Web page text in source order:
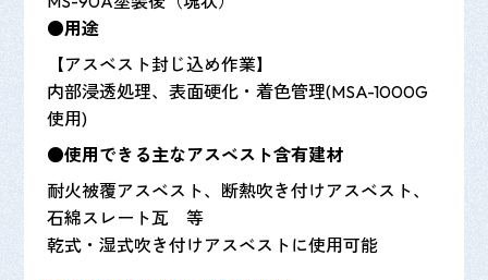
●用途
【アスベスト封じ込め作業】
内部浸透処理、表面硬化・着色管理(MSA-1000G
使用)
●使用できる主なアスベスト含有建材
耐火被覆アスベスト、断熱吹き付けアスベスト、
石綿スレート瓦 等
乾式・湿式吹き付けアスベストに使用可能